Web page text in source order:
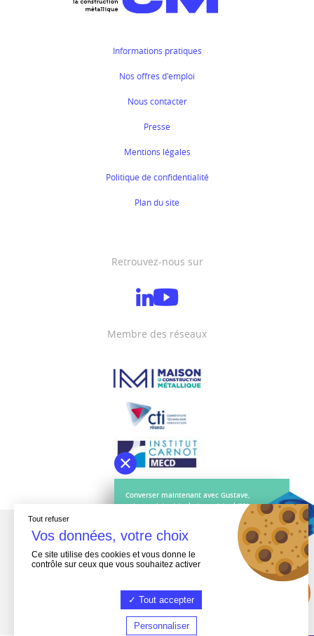
Informations pratiques
Nos offres d'emploi
Nous contacter
Presse
Mentions légales
Politique de confidentialité
Plan du site
Retrouvez-nous sur
Membre des réseaux
Converser maintenant avec Gustave,
votre assistant technique virtuel (IA).
Une question ?
Ce site utilise des cookies et vous donne le
contrôle sur ceux que vous souhaitez activer
Tout accepter
Tout refuser
Personnaliser